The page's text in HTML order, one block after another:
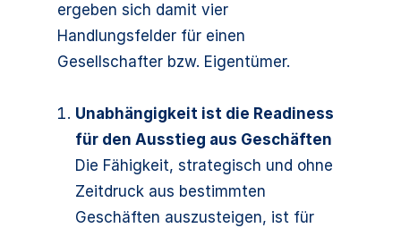
ergeben sich damit vier
Handlungsfelder für einen
Gesellschafter bzw. Eigentümer.
Unabhängigkeit ist die Readiness
für den Ausstieg aus Geschäften
Die Fähigkeit, strategisch und ohne
Zeitdruck aus bestimmten
Geschäften auszusteigen, ist für